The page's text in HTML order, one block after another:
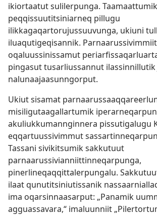
ikiortaatut sulilerpunga. Taamaattumik
peqqissuutitsiniarneq pillugu
ilikkagaqartorujussuuvunga, ukiuni
iluaqutigeqisannik.
oqaluussinissamut
pingasut tusarliussannut ilassinnillutik
nalunaajaasunngorput.
Ukiut sisamat
misiligutaagallartumik
akuliukkumannginnera pissutigalugu
eqqartuussivimmut
Tassani sivikitsumik sakkutuut
parnaarussivianniittinneqarpunga,
pinerlineqaqqittalerpungalu.
ilaat qunutitsiniutissanik
ima oqarsinnaasarput: „Panamik
agguassavara,“ imaluunniit